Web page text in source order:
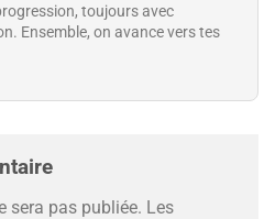
toujours avec
Ensemble, on avance vers tes
sera pas publiée. Les